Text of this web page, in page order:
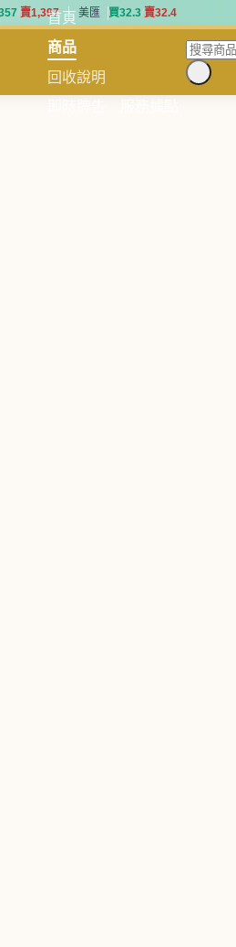
57 賣1,397 美匯 買32.3 賣32.4
97
首頁
商品
回收說明